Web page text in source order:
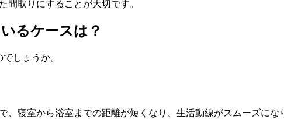
間取りにすることが大切です。
るケースは？
しょうか。
、寝室から浴室までの距離が短くなり、生活動線がスムーズにな